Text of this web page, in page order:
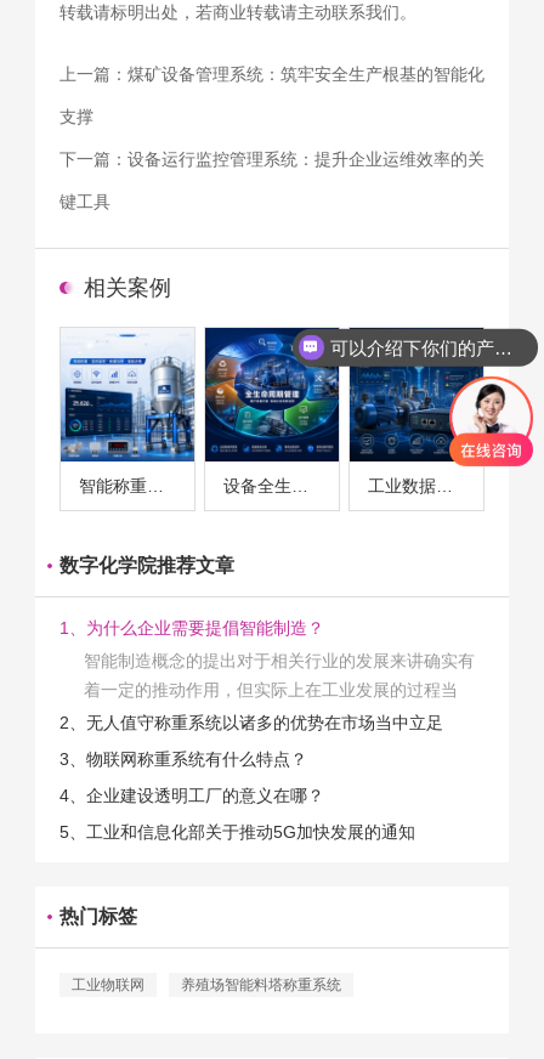
转载请标明出处，若商业转载请主动联系我们。
上一篇： 煤矿设备管理系统：筑牢安全生产根基的智能化
支撑
下一篇： 设备运行监控管理系统：提升企业运维效率的关
键工具
相关案例
智能称重系统案例 工业数据采集与设备监控案例
数字化学院推荐文章
1、为什么企业需要提倡智能制造？
智能制造概念的提出对于相关行业的发展来讲确实有
着一定的推动作用，但实际上在工业发展的过程当
中，能够推动相关产业发展的具体结束是非常的多
的。那么为什么企业一定需要...
2、无人值守称重系统以诸多的优势在市场当中立足
3、物联网称重系统有什么特点？
4、企业建设透明工厂的意义在哪？
5、工业和信息化部关于推动5G加快发展的通知
热门标签
工业物联网 养殖场智能料塔称重系统
可以介绍下你们的产品么